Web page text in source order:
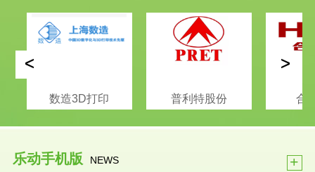
数造3D打印 普利特股份 合
< >
乐动手机版 NEWS +